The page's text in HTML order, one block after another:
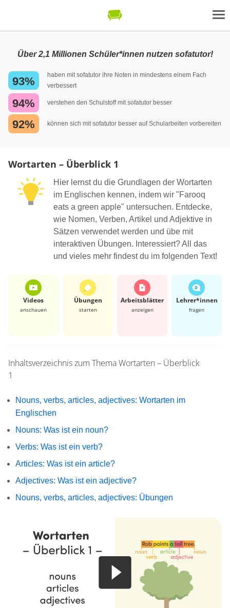
Über 2,1 Millionen Schüler*innen nutzen sofatutor!
93%
haben mit sofatutor ihre Noten in mindestens einem Fach
verbessert
94% verstehen den Schulstoff mit sofatutor besser
92% können sich mit sofatutor besser auf Schularbeiten vorbereiten
Wortarten – Überblick 1
Hier lernst du die Grundlagen der Wortarten
im Englischen kennen, indem wir "Farooq
eats a green apple" untersuchen. Entdecke,
wie Nomen, Verben, Artikel und Adjektive in
Sätzen verwendet werden und übe mit
interaktiven Übungen. Interessiert? All das
und vieles mehr findest du im folgenden Text!
Videos
anschauen
Übungen
starten
Arbeits­blätter
anzeigen
Lehrer*​innen
fragen
Inhaltsverzeichnis zum ThemaWortarten – Überblick
1
Nouns, verbs, articles, adjectives: Wortarten im
Englischen
Nouns: Was ist ein noun?
Verbs: Was ist ein verb?
Articles: Was ist ein article?
Adjectives: Was ist ein adjective?
Nouns, verbs, articles, adjectives: Übungen